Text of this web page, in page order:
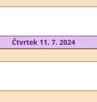
Čtvrtek 11. 7. 2024